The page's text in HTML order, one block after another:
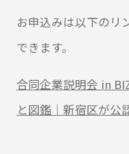
お申込みは以下のリ
できます。
合同企業説明会 in
と図鑑｜新宿区が公